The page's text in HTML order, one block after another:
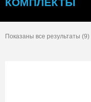
Показаны все результаты (9)